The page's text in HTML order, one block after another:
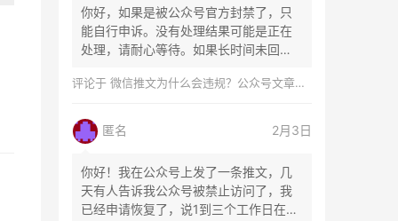
你好，如果是被公众号官方封禁了，只
能自行申诉。没有处理结果可能是正在
处理，请耐心等待。如果长时间未回
评论于 微信推文为什么会违规？公众号文章怎么检测是否违规？
匿名 2月3日
你好！我在公众号上发了一条推文，几
天有人告诉我公众号被禁止访问了，我
已经申请恢复了，说1到三个工作日在微